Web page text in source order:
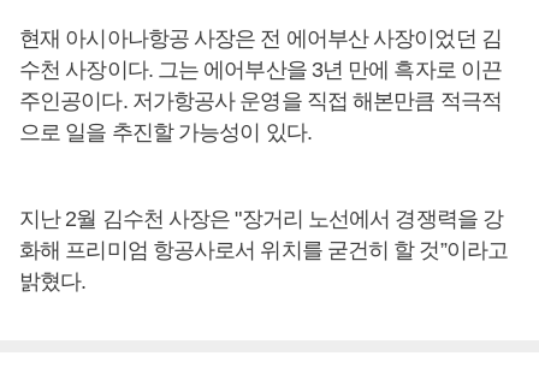
현재 아시아나항공 사장은 전 에어부산 사장이었던 김
수천 사장이다. 그는 에어부산을 3년 만에 흑자로 이끈
주인공이다. 저가항공사 운영을 직접 해본만큼 적극적
으로 일을 추진할 가능성이 있다.
지난 2월 김수천 사장은 "장거리 노선에서 경쟁력을 강
화해 프리미엄 항공사로서 위치를 굳건히 할 것”이라고
밝혔다.